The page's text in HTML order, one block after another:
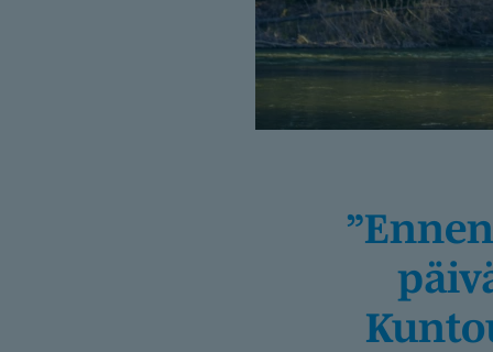
”Ennen ajattelin, että jos on jalkatree­ni­